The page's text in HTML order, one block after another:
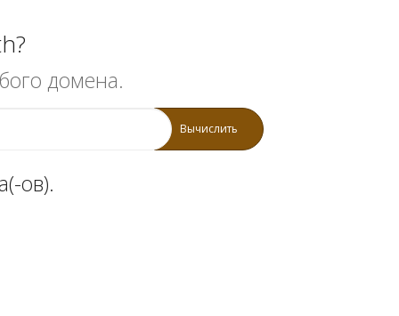
домена.
Вычислить
ов).